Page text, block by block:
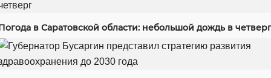
в Саратовской области: небольшой дождь в четверг